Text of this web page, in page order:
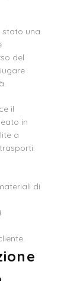
stato una
del
il
in
a
di